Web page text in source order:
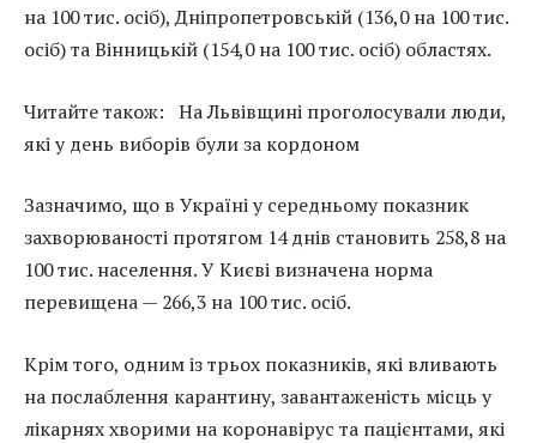
на 100 тис. осіб), Дніпропетровській (136,0 на 100 тис.
осіб) та Вінницькій (154,0 на 100 тис. осіб) областях.
Читайте також: На Львівщині проголосували люди,
які у день виборів були за кордоном
Зазначимо, що в Україні у середньому показник
захворюваності протягом 14 днів становить 258,8 на
100 тис. населення. У Києві визначена норма
перевищена — 266,3 на 100 тис. осіб.
Крім того, одним із трьох показників, які вливають
на послаблення карантину, завантаженість місць у
лікарнях хворими на коронавірус та пацієнтами, які